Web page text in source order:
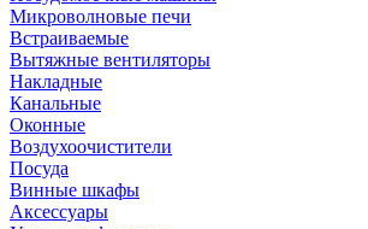
Микроволновые печи
Встраиваемые
Вытяжные вентиляторы
Накладные
Канальные
Оконные
Воздухоочистители
Посуда
Винные шкафы
Аксессуары